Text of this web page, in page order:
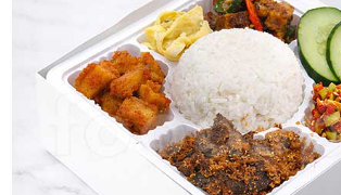
CATERERS
TERMS
&
CONDITIONS